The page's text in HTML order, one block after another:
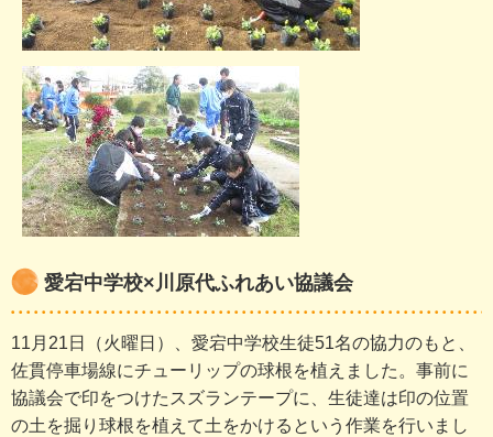
愛宕中学校×川原代ふれあい協議会
11月21日（火曜日）、愛宕中学校生徒51名の協力のもと、
佐貫停車場線にチューリップの球根を植えました。事前に
協議会で印をつけたスズランテープに、生徒達は印の位置
の土を掘り球根を植えて土をかけるという作業を行いまし